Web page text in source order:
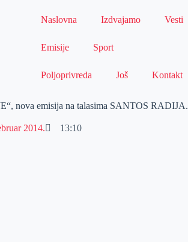
Naslovna Izdvajamo Vesti
Emisije Sport
Poljoprivreda Još Kontakt
nova emisija na talasima SANTOS RADIJA.
2014. 13:10